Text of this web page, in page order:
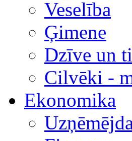
Veselība
Ģimene
Dzīve un
Cilvēki -
Ekonomika